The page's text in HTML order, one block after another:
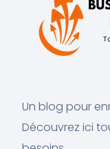
Un blog pour
Découvrez ici